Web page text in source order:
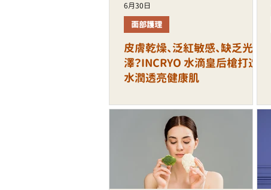
皮膚乾燥、泛紅敏感、缺乏光
澤？INCRYO 水滴皇后槍打造
水潤透亮健康肌
面部護理
6月30日